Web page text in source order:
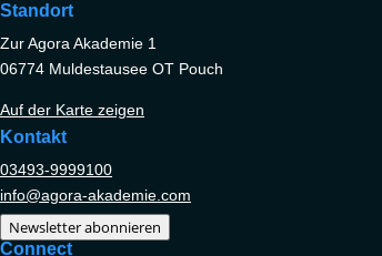
Standort
Zur Agora Akademie 1
06774 Muldestausee OT Pouch
Auf der Karte zeigen
Kontakt
03493-9999100
info@agora-akademie.com
Newsletter abonnieren
Connect